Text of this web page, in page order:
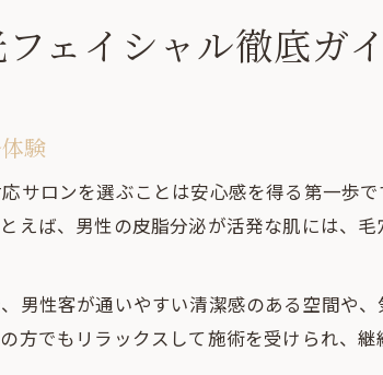
ェイシャル徹底ガ
験
サロンを選ぶことは安心感を得る第一歩
えば、男性の皮脂分泌が活発な肌には、
男性客が通いやすい清潔感のある空間や
方でもリラックスして施術を受けられ、継